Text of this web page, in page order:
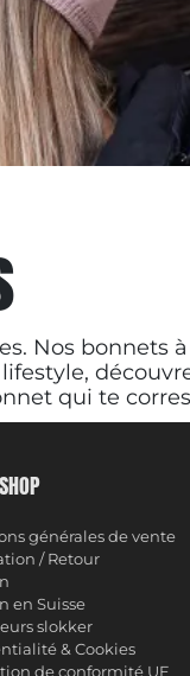
Nos bonnets
qui te
générales de vente
/ Retour
en Suisse
slokker
& Cookies
de conformité UE